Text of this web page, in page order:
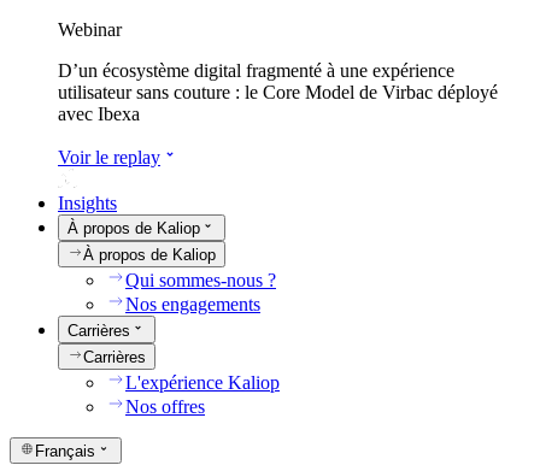
Webinar
D’un écosystème digital fragmenté à une expérience
utilisateur sans couture : le Core Model de Virbac déployé
avec Ibexa
Voir le replay
Insights
À propos de Kaliop
À propos de Kaliop
Qui sommes-nous ?
Nos engagements
Carrières
Carrières
L'expérience Kaliop
Nos offres
Français